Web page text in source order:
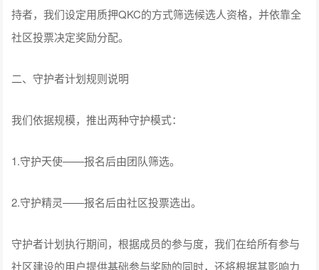
持者，我们设定用质押QKC的方式筛选候选人资格，并依靠全
社区投票决定奖励分配。
二、守护者计划规则说明
我们依据规模，推出两种守护模式：
1.守护天使——报名后由团队筛选。
2.守护精灵——报名后由社区投票选出。
守护者计划执行期间，根据成员的参与度，我们在给所有参与
社区建设的用户提供基础参与奖励的同时，还将根据其影响力